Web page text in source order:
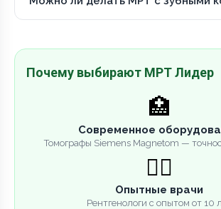
Почему выбирают МРТ Лидер
🏥
Современное
Томографы Siemens Magnetom —
👨‍⚕️
Опытные врачи
Рентгенологи с опытом от 10